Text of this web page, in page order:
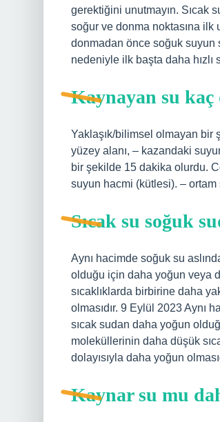
gerektiğini unutmayın. Sıcak
soğur ve donma noktasına ilk
donmadan önce soğuk suyun
nedeniyle ilk başta daha
Kaynayan su
Yaklaşık/bilimsel olmayan bir
yüzey alanı, – kazandaki
bir şekilde 15 dakika olurdu.
suyun hacmi (kütlesi). – ortam
Sıcak su soğuk
Aynı hacimde soğuk su
olduğu için daha yoğun veya
sıcaklıklarda birbirine daha
olmasıdır. 9 Eylül 2023 Aynı
sıcak sudan daha yoğun
moleküllerinin daha düşük
dolayısıyla daha yoğun
Kaynar su mu